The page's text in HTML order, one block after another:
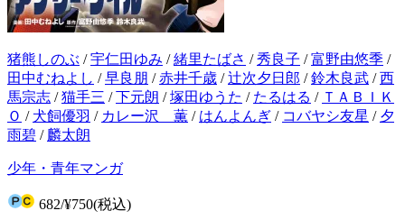
猪熊しのぶ /宇仁田ゆみ /緒里たばさ /秀良子 /富野由悠季 /
田中むねよし /早良朋 /赤井千歳 /辻次夕日郎 /鈴木良武 /西
馬宗志 /猫手三 /下元朗 /塚田ゆうた / たるはる / ＴＡＢＩＫ
Ｏ / 犬飼優羽 / カレー沢 薫 / はんよんぎ / コバヤシ友星 / 夕
雨碧 / 麟太朗
少年・青年マンガ
682/¥750(税込)